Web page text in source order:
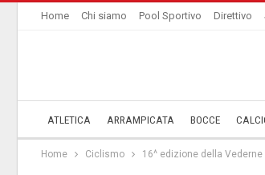
Home Chi siamo Pool Sportivo Direttivo
ATLETICA ARRAMPICATA BOCCE
Home Ciclismo 16^ edizione della Vederne